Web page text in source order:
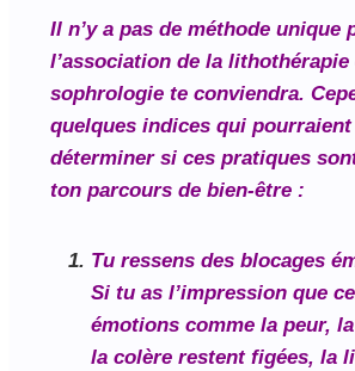
Il n’y a pas de méthode unique
l’association de la lithothérapie
sophrologie te conviendra.
quelques indices qui pourraient
déterminer si ces pratiques
ton parcours de bien-être :
Tu ressens des blocages
Si tu as l’impression que
émotions comme la peur,
la colère restent figées, la